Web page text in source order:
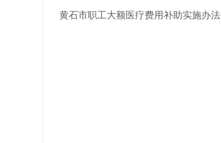
黄石市职工大额医疗费用补助实施办法